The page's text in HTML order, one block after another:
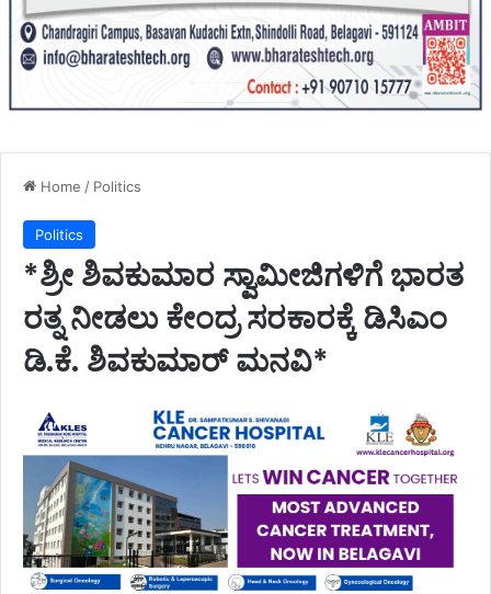
Home / Politics
Politics
*ಶ್ರೀ ಶಿವಕುಮಾರ ಸ್ವಾಮೀಜಿಗಳಿಗೆ ಭಾರತ
ರತ್ನ ನೀಡಲು ಕೇಂದ್ರ ಸರಕಾರಕ್ಕೆ ಡಿಸಿಎಂ
ಡಿ.ಕೆ. ಶಿವಕುಮಾರ್ ಮನವಿ*